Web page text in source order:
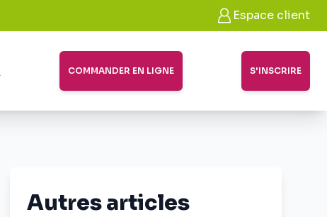
Espace client
COMMANDER EN LIGNE S'INSCRIRE
Autres articles